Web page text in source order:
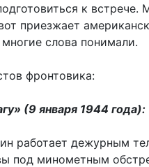
к
приезжает
слова понимали.
фронтовика:
(9 января 1944 года):
работает дежурным
под минометным